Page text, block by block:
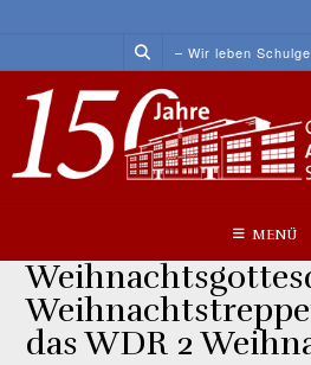
content
– Wir leben
MENÜ
das WDR 2